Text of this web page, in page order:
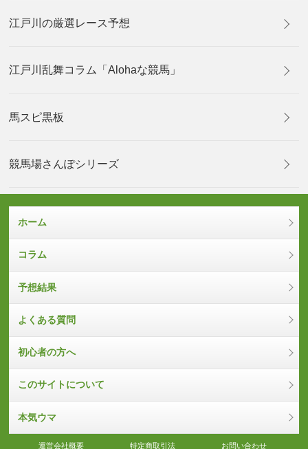
江戸川の厳選レース予想
江戸川乱舞コラム「Alohaな競馬」
馬スピ黒板
競馬場さんぽシリーズ
ホーム
コラム
予想結果
よくある質問
初心者の方へ
このサイトについて
本気ウマ
運営会社概要 特定商取引法 お問い合わせ